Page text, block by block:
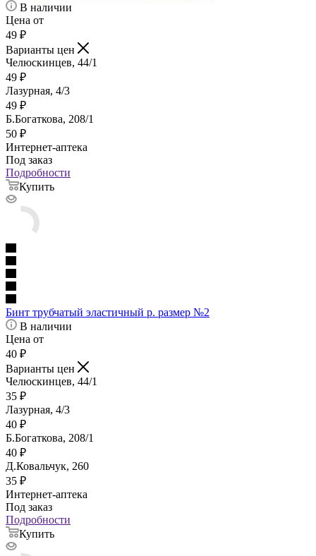
В наличии
Цена от
49 ₽
Варианты цен
Челюскинцев, 44/1
49 ₽
Лазурная, 4/3
49 ₽
Б.Богаткова, 208/1
50 ₽
Интернет-аптека
Под заказ
Подробности
Купить
Бинт трубчатый эластичный р. размер №2
В наличии
Цена от
40 ₽
Варианты цен
Челюскинцев, 44/1
35 ₽
Лазурная, 4/3
40 ₽
Б.Богаткова, 208/1
40 ₽
Д.Ковальчук, 260
35 ₽
Интернет-аптека
Под заказ
Подробности
Купить